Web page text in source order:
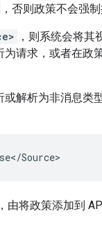
，否则政策不会强制
，则系统会将其
为请求，或者在政
或解析为非消息类
Source>
由将政策添加到